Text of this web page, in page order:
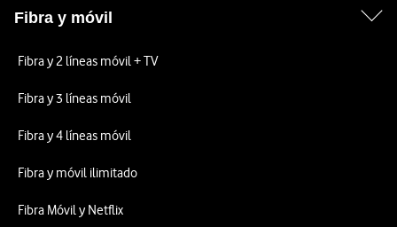
Fibra y móvil
Fibra y 2 líneas móvil + TV
Fibra y 3 líneas móvil
Fibra y 4 líneas móvil
Fibra y móvil ilimitado
Fibra Móvil y Netflix